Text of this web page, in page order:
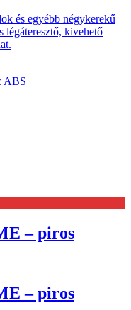
és egyébb négykerekű
légáteresztő, kivehető
ABS
– piros
– piros